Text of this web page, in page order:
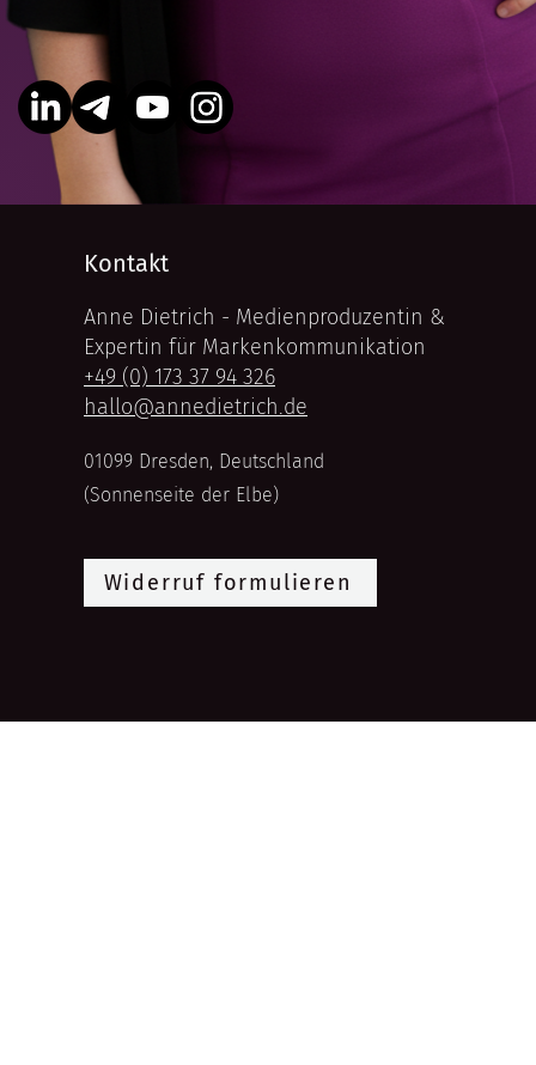
Kontakt
Anne Dietrich - Medienproduzentin &
Expertin für Markenkommunikation
+49 (0) 173 37 94 326
hallo@annedietrich.de
01099 Dresden, Deutschland
(Sonnenseite der Elbe)
Widerruf formulieren